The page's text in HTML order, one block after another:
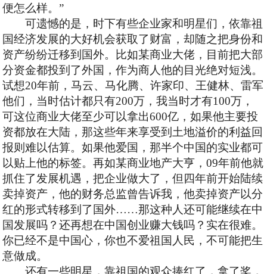
便怎么样。”
可遗憾的是，时下有些企业家和明星们，依靠祖
国经济发展的大好机会获取了财富，却随之把身份和
资产纷纷迁移到国外。比如某商业大佬，目前把大部
分资金都投到了外国，作为商人他的目光绝对短浅。
试想20年前，马云、马化腾、许家印、王健林、雷军
他们，当时估计都只有200万，我当时才有100万，
可这位商业大佬至少可以拿出600亿，如果他主要投
资都放在大陆，那这些年来享受到土地溢价的利益回
报则难以估算。如果他爱国，那半个中国的实业都可
以贴上他的标签。再如某商业地产大亨，09年前他就
抓住了发展机遇，把企业做大了，但四年前开始陆续
卖掉资产，他的财务总监曾告诉我，他卖掉资产以分
红的形式转移到了国外……那这种人还可能继续在中
国发展吗？还再想在中国创业赚大钱吗？实在很难。
你已经不是中国心，你也不爱祖国人民，不可能把生
意做成。
还有一些明星，靠祖国的观众捧红了，拿了奖，